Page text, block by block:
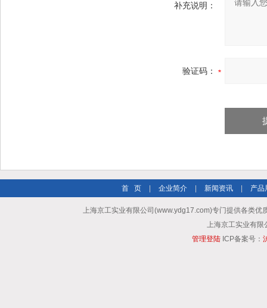
补充说明：
验证码：
首 页 企业简介 新闻资讯 产品
上海京工实业有限公司(www.ydg17.com)专门提供各类优
上海京工实业有限
管理登陆ICP备案号：